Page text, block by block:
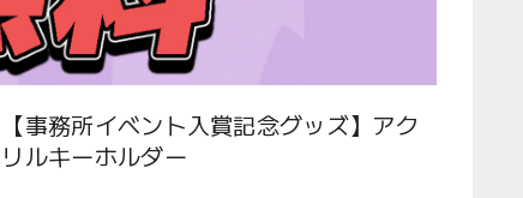
【事務所イベント入賞記念グッズ】アク
リルキーホルダー